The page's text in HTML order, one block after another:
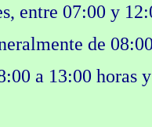
entre 07:00 y
de
a 13:00 horas